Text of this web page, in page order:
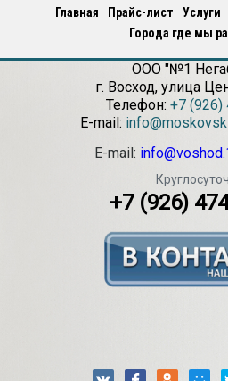
Главная Прайс-лист Услуги
Города где мы
ООО "№1
г. Восход, улица
Телефон: +7 (926)
E-mail:
E-mail:
+7 (926)